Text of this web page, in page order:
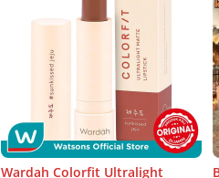
Wardah Colorfit Ultralight